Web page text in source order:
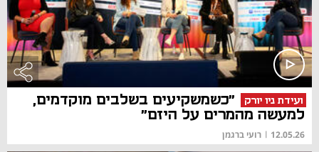
ועידת ניו יורק
"כשמשקיעים בשלבים מוקדמים,
למעשה מהמרים על היזם"
12.05.26
| רועי ברגמן